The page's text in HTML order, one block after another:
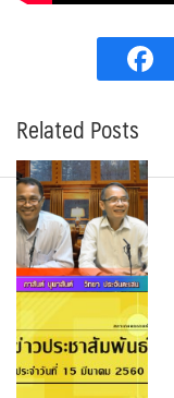
Related Posts